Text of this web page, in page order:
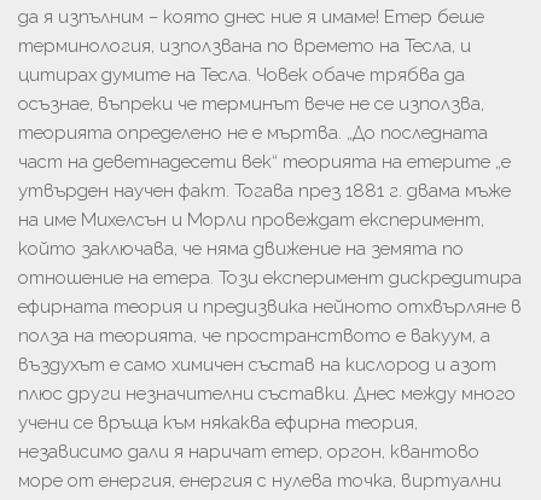
да я изпълним – която днес ние я имаме! Етер беше
терминология, използвана по времето на Тесла, и
цитирах думите на Тесла. Човек обаче трябва да
осъзнае, въпреки че терминът вече не се използва,
теорията определено не е мъртва. „До последната
част на деветнадесети век“ теорията на етерите „е
утвърден научен факт. Тогава през 1881 г. двама мъже
на име Михелсън и Морли провеждат експеримент,
който заключава, че няма движение на земята по
отношение на етера. Този експеримент дискредитира
ефирната теория и предизвика нейното отхвърляне в
полза на теорията, че пространството е вакуум, а
въздухът е само химичен състав на кислород и азот
плюс други незначителни съставки. Днес между много
учени се връща към някаква ефирна теория,
независимо дали я наричат ​​етер, оргон, квантово
море от енергия, енергия с нулева точка, виртуални